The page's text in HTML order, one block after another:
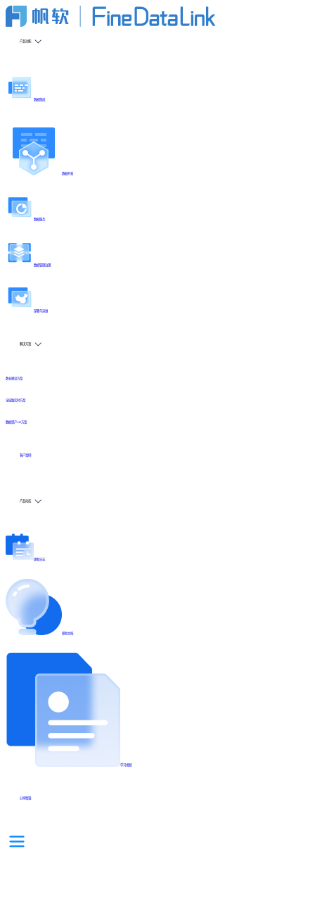
产品功能
数据集成
数据开发
数据服务
数据管理治理
部署与运维
解决方案
数仓建设方案
全链路实时方案
数据资产API方案
客户案例
产品动态
更新日志
帮助文档
学习视频
分享集锦